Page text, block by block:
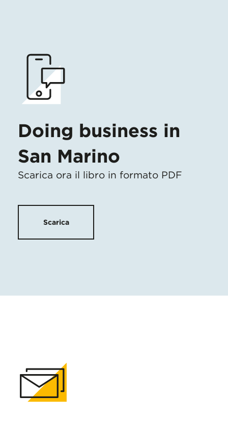
Doing business in
San Marino
Scarica ora il libro in formato PDF
Scarica